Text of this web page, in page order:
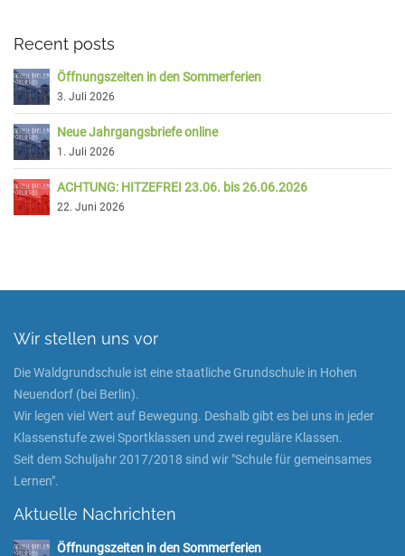
Recent posts
Öffnungszeiten in den Sommerferien
3. Juli 2026
Neue Jahrgangsbriefe online
1. Juli 2026
ACHTUNG: HITZEFREI 23.06. bis 26.06.2026
22. Juni 2026
Wir stellen uns vor
Die Waldgrundschule ist eine staatliche Grundschule in Hohen
Neuendorf (bei Berlin).
Wir legen viel Wert auf Bewegung. Deshalb gibt es bei uns in jeder
Klassenstufe zwei Sportklassen und zwei reguläre Klassen.
Seit dem Schuljahr 2017/2018 sind wir "Schule für gemeinsames
Lernen".
Aktuelle Nachrichten
Öffnungszeiten in den Sommerferien